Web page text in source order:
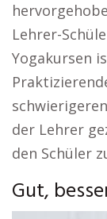
Lehrer-
Yogakursen
der Lehrer
den Schüler
Gut,